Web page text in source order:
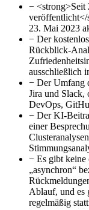
− <strong>Seit
23. Mai 2023
− Der
Rückblick-
ausschließlich
− Der Umfang
Jira und Slack,
DevOps,
− Der KI-
einer
− Es gibt keine
„asynchron“
Ablauf, und es
regelmäßig